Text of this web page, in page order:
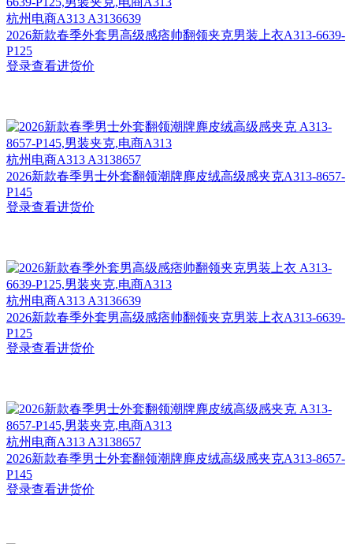
杭州 电商A313 A3136639
2026新款春季外套男高级感痞帅翻领夹克男装上衣A313-6639-
P125
登录查看进货价
杭州 电商A313 A3138657
2026新款春季男士外套翻领潮牌麂皮绒高级感夹克A313-8657-
P145
登录查看进货价
杭州 电商A313 A3136639
2026新款春季外套男高级感痞帅翻领夹克男装上衣A313-6639-
P125
登录查看进货价
杭州 电商A313 A3138657
2026新款春季男士外套翻领潮牌麂皮绒高级感夹克A313-8657-
P145
登录查看进货价